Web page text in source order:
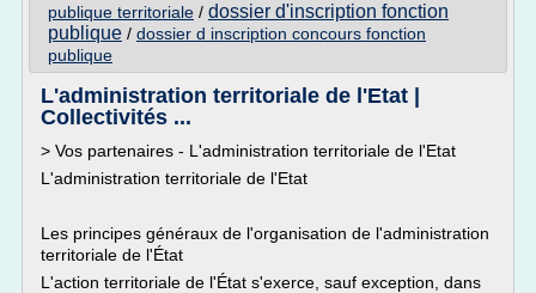
publique territoriale / dossier d'inscription fonction
publique / dossier d inscription concours fonction
publique
L'administration territoriale de l'Etat |
Collectivités ...
> Vos partenaires - L'administration territoriale de l'Etat
L'administration territoriale de l'Etat
Les principes généraux de l'organisation de l'administration
territoriale de l'État
L'action territoriale de l'État s'exerce, sauf exception, dans